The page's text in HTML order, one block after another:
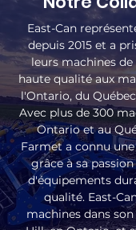
East-Can
depuis 2015 et a
leurs machines
haute qualité aux
l'Ontario, du
Avec plus de 300
Ontario et au
Farmet a connu
grâce à sa
d'équipements
qualité. East-
machines dans